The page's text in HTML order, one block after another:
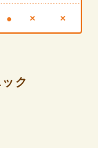
● × ×
ク